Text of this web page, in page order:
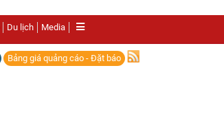
Du lịch Media
Bảng giá quảng cáo - Đặt báo